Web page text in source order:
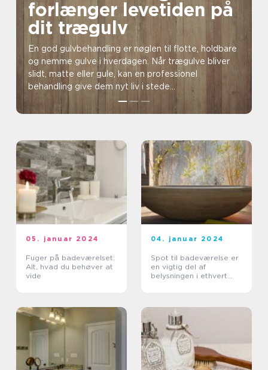
forlænger levetiden på
dit trægulv
En god gulvbehandling er nøglen til flotte, holdbare
og nemme gulve i hverdagen. Når trægulve bliver
slidt, matte eller gule, kan en professionel
behandling give dem nyt liv i stede...
05. januar 2024
Fuger på badeværelset:
Alt, hvad du behøver at
vide
04. januar 2024
Spot til badeværelse er
en vigtig del af
belysningen i ethvert